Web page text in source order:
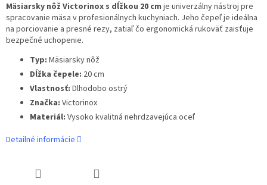
Mäsiarsky nôž Victorinox s dĺžkou 20 cm je univerzálny nástroj pre
spracovanie mäsa v profesionálnych kuchyniach. Jeho čepeľ je ideálna
na porciovanie a presné rezy, zatiaľ čo ergonomická rukoväť zaisťuje
bezpečné uchopenie.
Typ: Mäsiarsky nôž
Dĺžka čepele: 20 cm
Vlastnosť: Dlhodobo ostrý
Značka: Victorinox
Materiál: Vysoko kvalitná nehrdzavejúca oceľ
Detailné informácie